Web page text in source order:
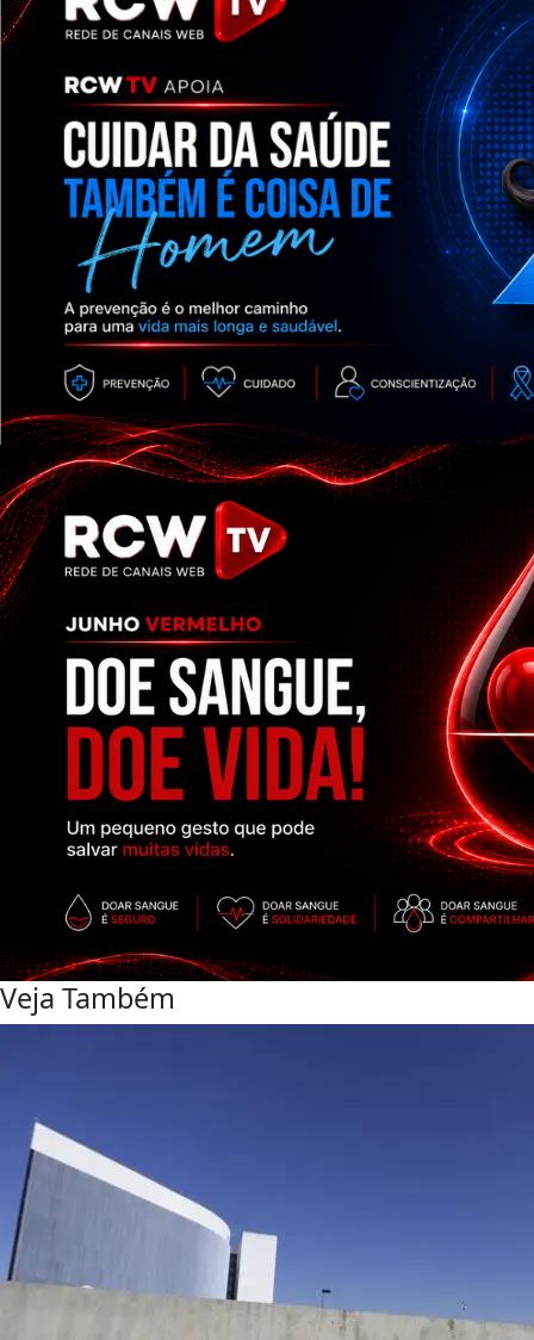
Veja Também